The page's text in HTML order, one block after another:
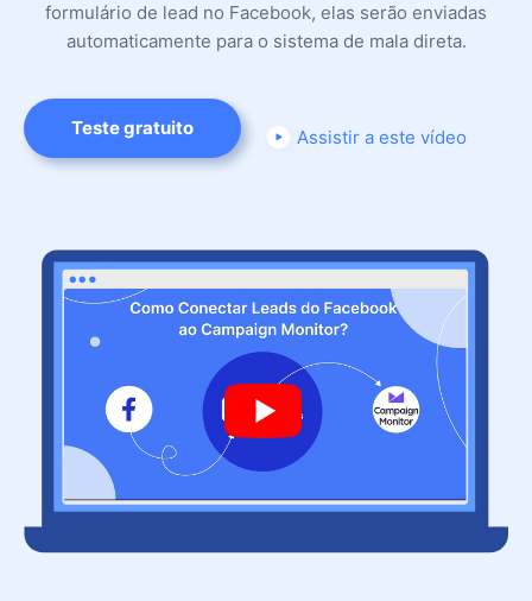
formulário de lead no Facebook, elas serão enviadas
automaticamente para o sistema de mala direta.
Teste gratuito Assistir a este vídeo